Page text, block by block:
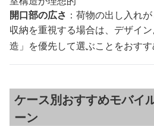
開口部の広さ ：荷物の出し入れ
収納を重視する場合は、デザイ
造」を優先して選ぶことをおすす
ケース別おすすめモバイ
ーン